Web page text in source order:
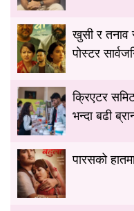
खुसी र तनाव
पोस्टर
क्रिएटर
भन्दा बढी
पारसको